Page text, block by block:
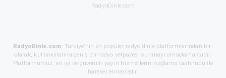
RadyoDinle.com
RadyoDinle.com; Türkiye’nin en popüler radyo dinle platformlarından biri
olarak, kullanıcılarına geniş bir radyo yelpazesi sunmayı amaçlamaktadır.
Platformumuz, en iyi ve güvenilir yayın hizmetlerini sağlama taahhüdü ile
hareket etmektedir.